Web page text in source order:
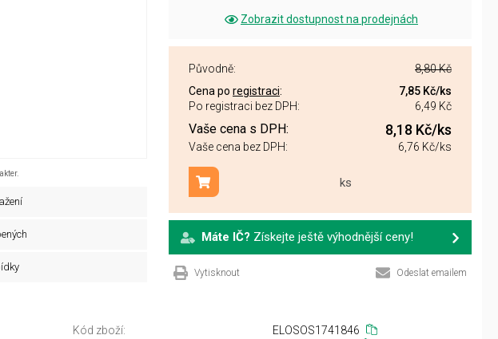
Zobrazit dostupnost na prodejnách
Původně:
8,80 Kč
Cena po registraci: 7,85 Kč/ks
Po registraci bez DPH:
6,49 Kč
Vaše cena s DPH: 8,18 Kč/ks
Vaše cena bez DPH: 6,76 Kč/ks
ks
Přidat do košíku
Máte IČ? Získejte ještě výhodnější ceny!
Vytisknout Odeslat emailem
Kód zboží:
ELOSOS1741846